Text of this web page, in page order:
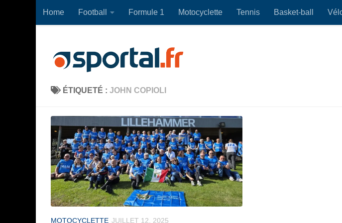
Skip to content
Home Football Formule 1 Motocyclette Tennis Basket-ball
ÉTIQUETÉ : JOHN COPIOLI
MOTOCYCLETTE JUILLET 12, 2025